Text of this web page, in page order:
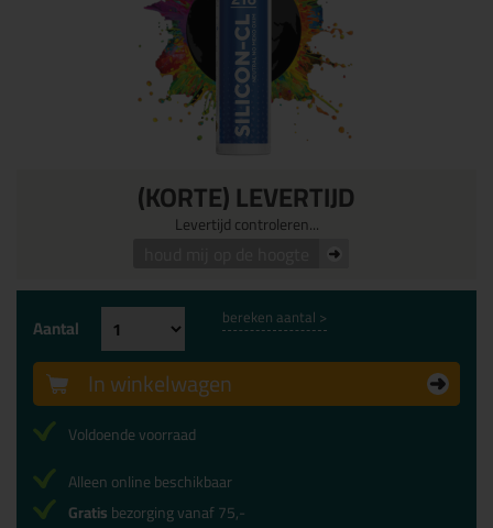
(KORTE) LEVERTIJD
Levertijd controleren...
Aantal bereken aantal >
In winkelwagen
Voldoende voorraad
Alleen online beschikbaar
Gratisbezorging vanaf 75,-